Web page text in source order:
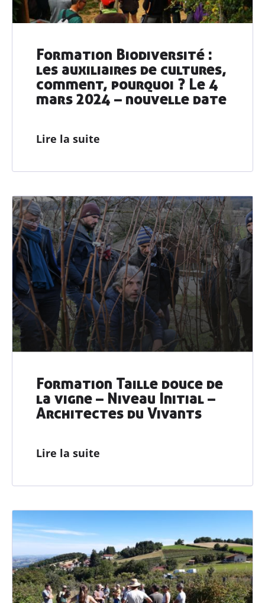
Formation Biodiversité :
les auxiliaires de cultures,
comment, pourquoi ? Le 4
mars 2024 – nouvelle date
Lire la suite
Formation Taille douce de
la vigne – Niveau Initial –
Architectes du Vivants
Lire la suite